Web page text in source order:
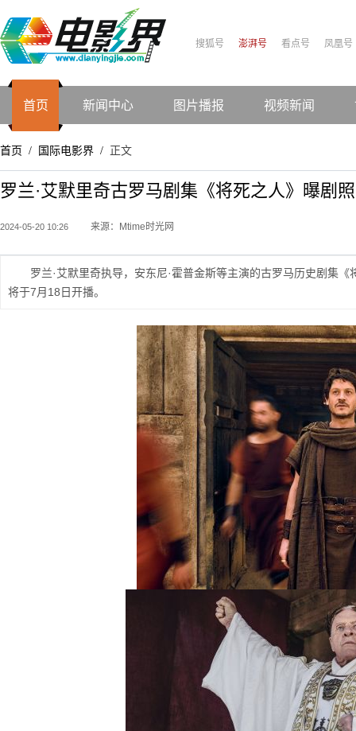
搜狐号 澎湃号 看点号 凤凰号
首页 新闻中心 图片播报 视频新闻
首页 / 国际电影界 / 正文
罗兰·艾默里奇古罗马剧集《将死之人》曝剧
2024-05-20 10:26 来源：Mtime时光网
罗兰·艾默里奇执导，安东尼·霍普金斯等主演的古罗马历史剧集
将于7月18日开播。